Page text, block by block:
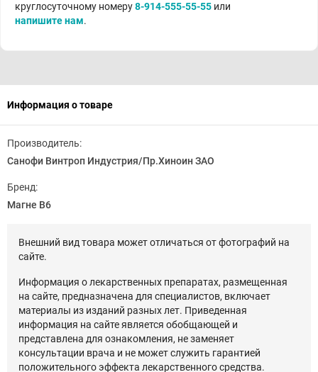
круглосуточному номеру8-914-555-55-55 или
напишите нам.
Информация о товаре
Производитель:
Санофи Винтроп Индустрия/Пр.Хиноин ЗАО
Бренд:
Магне В6
Внешний вид товара может отличаться от фотографий на
сайте.
Информация о лекарственных препаратах, размещенная
на сайте, предназначена для специалистов, включает
материалы из изданий разных лет. Приведенная
информация на сайте является обобщающей и
представлена для ознакомления, не заменяет
консультации врача и не может служить гарантией
положительного эффекта лекарственного средства.